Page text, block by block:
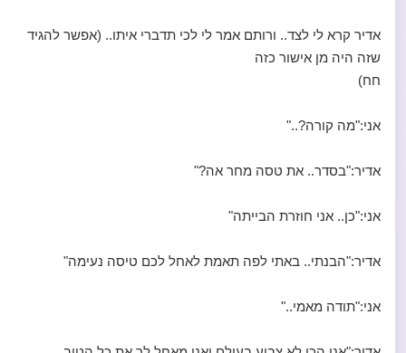
אדיר קרא לי לצד.. ורותם אמר לי לכי תדברי איתו.. (אפשר להגיד
שזה היה מן אישור כזה
חח)
אני:"מה קורה?.."
אדיר:"בסדר.. את טסה מחר אה?"
אני:"כן.. אני חוזרת הבייתה"
אדיר:"הבנתי.. באתי לפה תאמת לאחל לכם טיסה נעימה"
אני:"תודה מאמי.."